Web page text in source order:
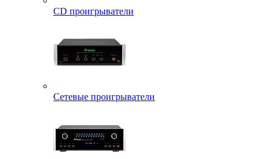
CD проигрыватели
Сетевые проигрыватели